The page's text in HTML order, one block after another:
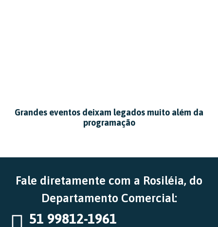
Grandes eventos deixam legados muito além da
programação
Fale diretamente com a Rosiléia, do
Departamento Comercial:
51 99812-1961